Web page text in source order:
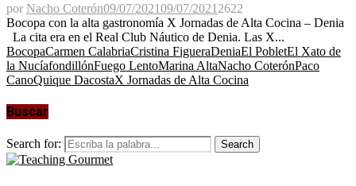
por Nacho Coterón09/07/202109/07/2021 2622
Bocopa con la alta gastronomía X Jornadas de Alta Cocina – Denia
La cita era en el Real Club Náutico de Denia. Las X...
BocopaCarmen CalabriaCristina FigueraDeniaEl PobletEl Xato de
la NucíafondillónFuego LentoMarina AltaNacho CoterónPaco
CanoQuique DacostaX Jornadas de Alta Cocina
Buscar
Search for: Search